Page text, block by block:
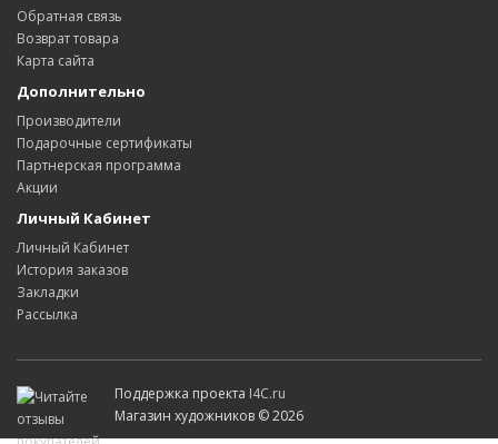
Обратная связь
Возврат товара
Карта сайта
Дополнительно
Производители
Подарочные сертификаты
Партнерская программа
Акции
Личный Кабинет
Личный Кабинет
История заказов
Закладки
Рассылка
Поддержка проекта I4C.ru
Магазин художников © 2026